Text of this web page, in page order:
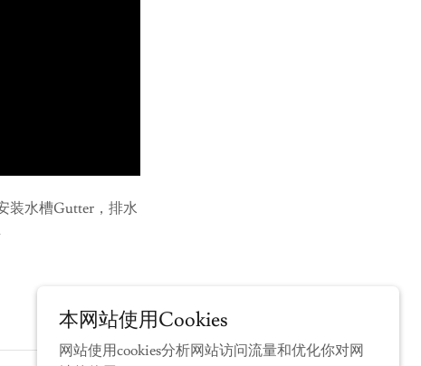
装水槽Gutter，排水
本网站使用Cookies
网站使用cookies分析网站访问流量和优化你对网